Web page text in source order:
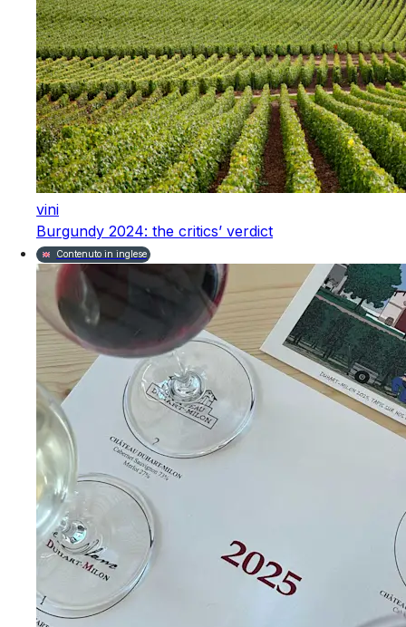
vini
Burgundy 2024: the critics’ verdict
Contenuto in inglese